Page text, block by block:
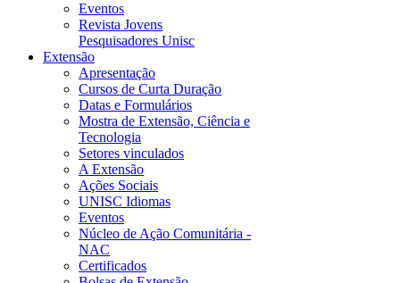
Eventos
Revista Jovens
Pesquisadores Unisc
Extensão
Apresentação
Cursos de Curta Duração
Datas e Formulários
Mostra de Extensão, Ciência e
Tecnologia
Setores vinculados
A Extensão
Ações Sociais
UNISC Idiomas
Eventos
Núcleo de Ação Comunitária -
NAC
Certificados